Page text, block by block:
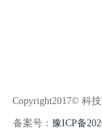
Copyright2017© 科
备案号： 豫ICP备